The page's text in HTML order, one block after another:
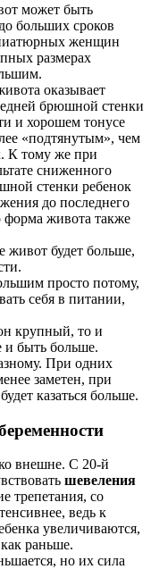
может быть
больших сроков
женщин
размерах
оказывает
брюшной стенки
и хорошем тонусе
«подтянутым», чем
К тому же при
сниженного
стенки ребенок
до последнего
форма живота также
живот будет больше,
просто потому,
себя в питании,
крупный, то и
и быть больше.
При одних
заметен, при
казаться больше.
внешне. С 20-й
шевеления
трепетания, со
ведь к
увеличиваются,
раньше.
но их сила